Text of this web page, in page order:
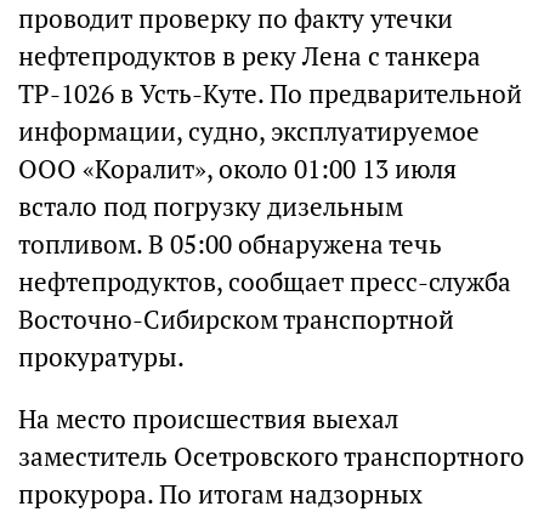
проводит проверку по факту утечки
нефтепродуктов в реку Лена с танкера
ТР-1026 в Усть-Куте. По предварительной
информации, судно, эксплуатируемое
ООО «Коралит», около 01:00 13 июля
встало под погрузку дизельным
топливом. В 05:00 обнаружена течь
нефтепродуктов, сообщает пресс-служба
Восточно-Сибирском транспортной
прокуратуры.
На место происшествия выехал
заместитель Осетровского транспортного
прокурора. По итогам надзорных